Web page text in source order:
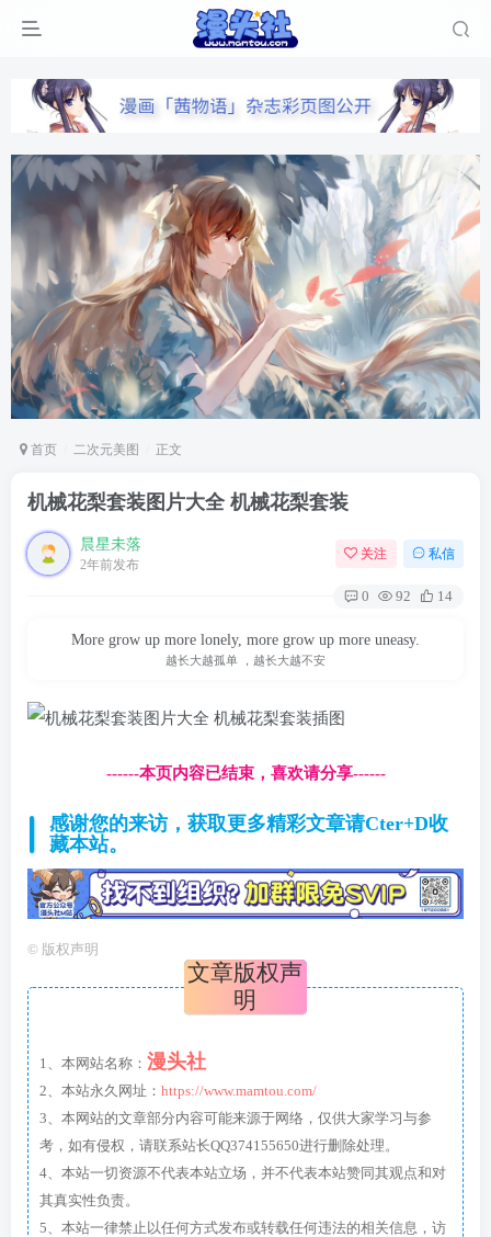
首页 二次元美图 正文
机械花梨套装图片大全 机械花梨套装
晨星未落
2年前发布
关注 私信
0 92 14
More grow up more lonely, more grow up more uneasy.
越长大越孤单 ，越长大越不安
------本页内容已结束，喜欢请分享------
感谢您的来访，获取更多精彩文章请Cter+D收
藏本站。
© 版权声明
文章版权声
明
1、本网站名称： 漫头社
2、本站永久网址： https://www.mamtou.com/
3、本网站的文章部分内容可能来源于网络，仅供大家学习与参
考，如有侵权，请联系站长QQ374155650进行删除处理。
4、本站一切资源不代表本站立场，并不代表本站赞同其观点和对
其真实性负责。
5、本站一律禁止以任何方式发布或转载任何违法的相关信息，访